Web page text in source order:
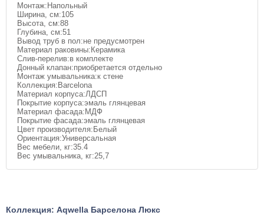
Монтаж:Напольный
Ширина, см:105
Высота, см:88
Глубина, см:51
Вывод труб в пол:не предусмотрен
Материал раковины:Керамика
Слив-перелив:в комплекте
Донный клапан:приобретается отдельно
Монтаж умывальника:к стене
Коллекция:Barcelona
Материал корпуса:ЛДСП
Покрытие корпуса:эмаль глянцевая
Материал фасада:МДФ
Покрытие фасада:эмаль глянцевая
Цвет производителя:Белый
Ориентация:Универсальная
Вес мебели, кг:35.4
Вес умывальника, кг:25,7
Коллекция: Aqwella Барселона Люкс